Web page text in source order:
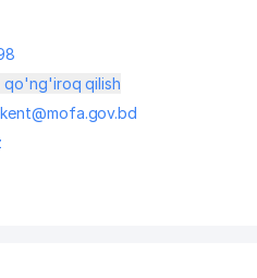
78 qo'ng'iroq qilish